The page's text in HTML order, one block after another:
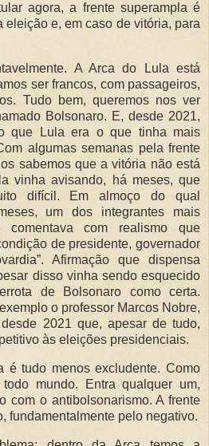
agora, a frente superampla é
eleição e, em caso de vitória, para
A Arca do Lula está
ser francos, com passageiros,
Tudo bem, queremos nos ver
Bolsonaro. E, desde 2021,
que Lula era o que tinha mais
algumas semanas pela frente
sabemos que a vitória não está
vinha avisando, há meses, que
difícil. Em almoço do qual
um dos integrantes mais
comentava com realismo que
de presidente, governador
Afirmação que dispensa
disso vinha sendo esquecido
de Bolsonaro como certa.
o professor Marcos Nobre,
2021 que, apesar de tudo,
às eleições presidenciais.
é tudo menos excludente. Como
mundo. Entra qualquer um,
com o antibolsonarismo. A frente
fundamentalmente pelo negativo.